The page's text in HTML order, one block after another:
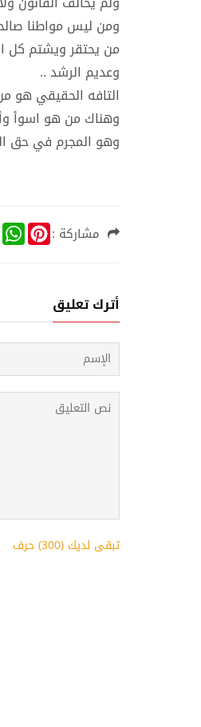
ومن ليس مواطنا
من يحتقر ويشتم كل
وعديم الرشد ..
التافه الحقيقي هو
وهناك من هو اسوأ
وهو المجرم في حق
مشاركة : W
h
p
P
i
s
أترك تعليق
تبقى لديك (300) حرف